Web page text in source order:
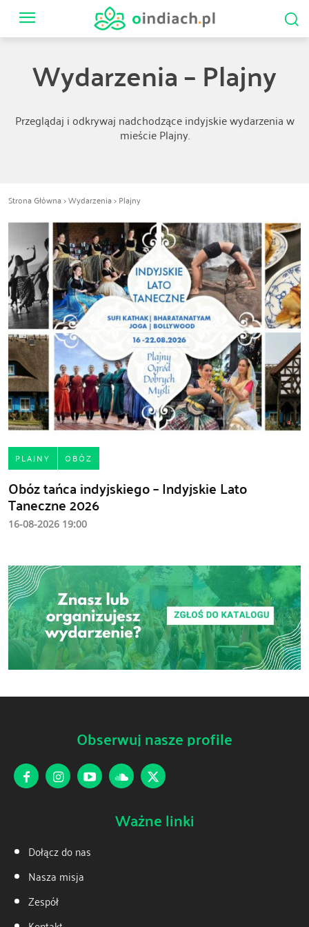
Wydarzenia – Plajny
Przeglądaj i odkrywaj nadchodzące indyjskie wydarzenia w
mieście Plajny.
Strona Główna>Wydarzenia> Plajny
PLAJNY OBÓZ
Obóz tańca indyjskiego – Indyjskie Lato
Taneczne 2026
16-08-2026 19:00
Obserwuj nasze profile
Ważne linki
Dołącz do nas
Nasza misja
Zespół